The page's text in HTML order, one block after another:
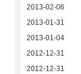
2013-02-06
2013-01-31
2013-01-04
2012-12-31
2012-12-31